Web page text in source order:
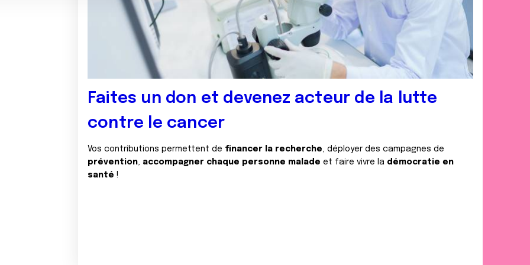
Faites un don et devenez acteur de la lutte
contre le cancer
Vos contributions permettent de financer la recherche, déployer des campagnes de
prévention, accompagner chaque personne malade et faire vivre la démocratie en
santé !